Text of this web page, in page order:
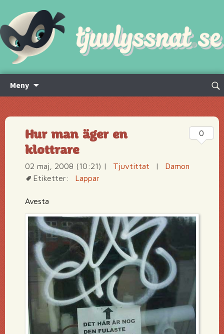
Meny
innehåll
Sök
Hur man äger en
klottrare
02 maj, 2008 (10:21) | Tjuvtittat |
Damon
Etiketter:
Lappar
Avesta
0